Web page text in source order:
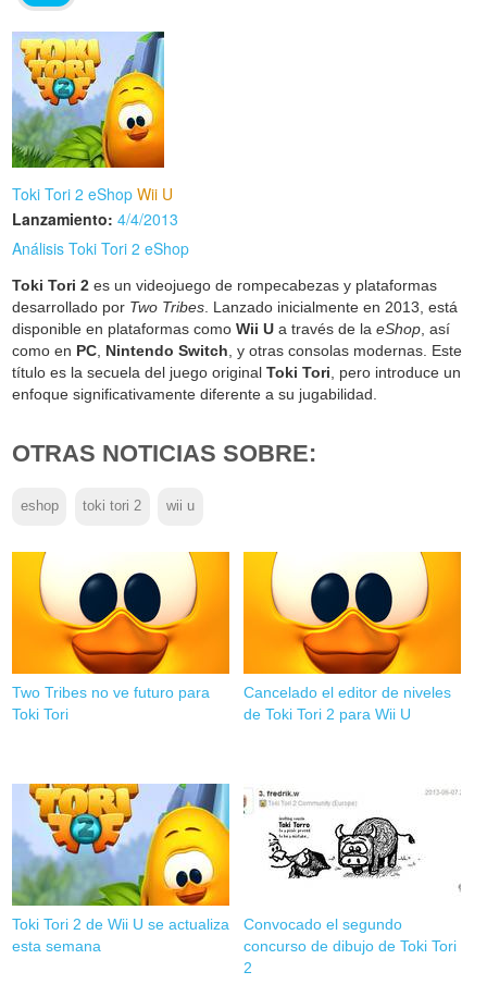
Toki Tori 2 eShop Wii U
Lanzamiento: 4/4/2013
Análisis Toki Tori 2 eShop
Toki Tori 2 es un videojuego de rompecabezas y plataformas
desarrollado por Two Tribes. Lanzado inicialmente en 2013, está
disponible en plataformas comoWii U a través de laeShop, así
como en PC, Nintendo Switch, y otras consolas modernas. Este
título es la secuela del juego originalToki Tori, pero introduce un
enfoque significativamente diferente a su jugabilidad.
OTRAS NOTICIAS SOBRE:
eshop toki tori 2 wii u
Two Tribes no ve futuro para
Toki Tori
Cancelado el editor de niveles
de Toki Tori 2 para Wii U
Toki Tori 2 de Wii U se actualiza
esta semana
Convocado el segundo
concurso de dibujo de Toki Tori
2